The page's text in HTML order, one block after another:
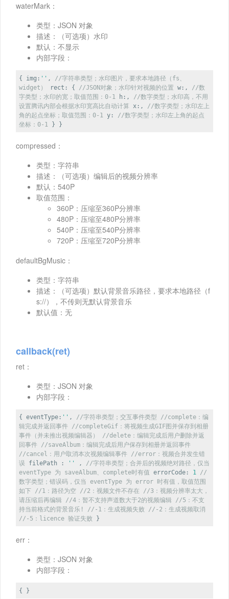
waterMark：
类型：JSON 对象
描述：（可选项）水印
默认：不显示
内部字段：
{ img : '' , //字符串类型；水印图片，要求本地路径（fs、
widget）
rect : { //JSON对象；水印针对视频的位置 w :, //数
字类型；水印的宽；取值范围：0-1
h :, //数字类型；水印高，不用
设置腾讯内部会根据水印宽高比自动计算
x :, //数字类型；水印左上
角的起点坐标；取值范围：0-1
y : //数字类型；水印左上角的起点
坐标：0-1
} }
compressed：
类型：字符串
描述：（可选项）编辑后的视频分辨率
默认：540P
取值范围：
360P：压缩至360P分辨率
480P：压缩至480P分辨率
540P：压缩至540P分辨率
720P：压缩至720P分辨率
defaultBgMusic：
类型：字符串
描述：（可选项）默认背景音乐路径，要求本地路径（f
s://），不传则无默认背景音乐
默认值：无
callback(ret)
ret：
类型：JSON 对象
内部字段：
{eventType : '' , //字符串类型；交互事件类型
//complete：编
辑完成并返回事件 //completeGif：将视频生成GIF图并保存到相册
事件（并未推出视频编辑器）
//delete：编辑完成后用户删除并返
回事件 //saveAlbum：编辑完成后用户保存到相册并返回事件
//cancel：用户取消本次视频编辑事件 //error：视频合并发生错
误 filePath : '' , //字符串类型；合并后的视频绝对路径，仅当
eventType 为 saveAlbum、complete时有值 errorCode : 1 //
数字类型；错误码，仅当 eventType 为 error 时有值，取值范围
如下 //1：路径为空 //2：视频文件不存在
//3：视频分辨率太大，
请压缩后再编辑 //4：暂不支持声道数大于2的视频编辑 //5：不支
持当前格式的背景音乐!
//-1：生成视频失败
//-2：生成视频取消
//-5：licence 验证失败 }
err：
类型：JSON 对象
内部字段：
{ }